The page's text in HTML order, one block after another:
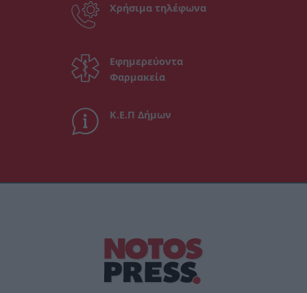
Χρήσιμα τηλέφωνα
Εφημερεύοντα
Φαρμακεία
Κ.Ε.Π Δήμων